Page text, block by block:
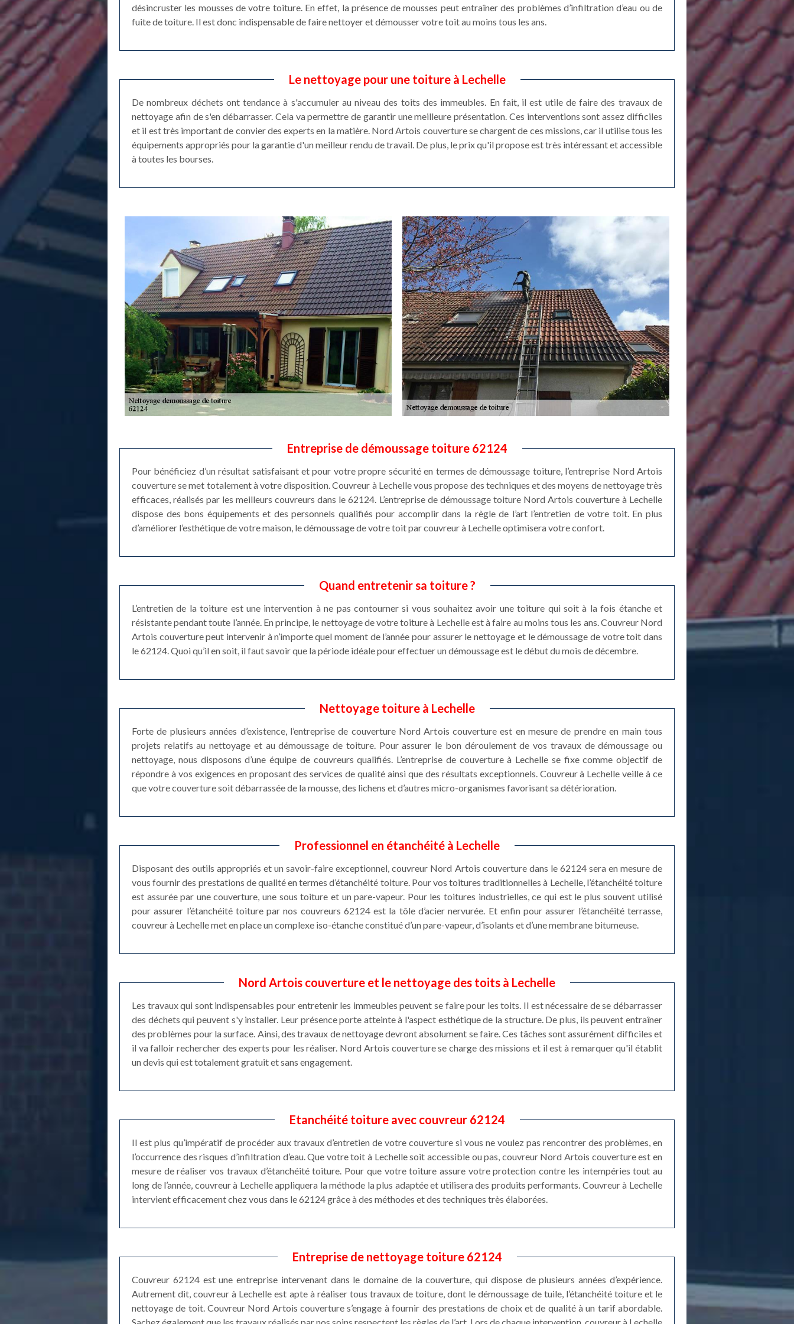
désincruster les mousses de votre toiture. En effet, la présence de mousses peut entraîner des problèmes d’infiltration d’eau ou de
fuite de toiture. Il est donc indispensable de faire nettoyer et démousser votre toit au moins tous les ans.
Le nettoyage pour une toiture à Lechelle
De nombreux déchets ont tendance à s'accumuler au niveau des toits des immeubles. En fait, il est utile de faire des travaux de
nettoyage afin de s'en débarrasser. Cela va permettre de garantir une meilleure présentation. Ces interventions sont assez difficiles
et il est très important de convier des experts en la matière. Nord Artois couverture se chargent de ces missions, car il utilise tous les
équipements appropriés pour la garantie d'un meilleur rendu de travail. De plus, le prix qu'il propose est très intéressant et accessible
à toutes les bourses.
Entreprise de démoussage toiture 62124
Pour bénéficiez d’un résultat satisfaisant et pour votre propre sécurité en termes de démoussage toiture, l’entreprise Nord Artois
couverture se met totalement à votre disposition. Couvreur à Lechelle vous propose des techniques et des moyens de nettoyage très
efficaces, réalisés par les meilleurs couvreurs dans le 62124. L’entreprise de démoussage toiture Nord Artois couverture à Lechelle
dispose des bons équipements et des personnels qualifiés pour accomplir dans la règle de l’art l’entretien de votre toit. En plus
d’améliorer l’esthétique de votre maison, le démoussage de votre toit par couvreur à Lechelle optimisera votre confort.
Quand entretenir sa toiture ?
L’entretien de la toiture est une intervention à ne pas contourner si vous souhaitez avoir une toiture qui soit à la fois étanche et
résistante pendant toute l’année. En principe, le nettoyage de votre toiture à Lechelle est à faire au moins tous les ans. Couvreur Nord
Artois couverture peut intervenir à n’importe quel moment de l’année pour assurer le nettoyage et le démoussage de votre toit dans
le 62124. Quoi qu’il en soit, il faut savoir que la période idéale pour effectuer un démoussage est le début du mois de décembre.
Nettoyage toiture à Lechelle
Forte de plusieurs années d’existence, l’entreprise de couverture Nord Artois couverture est en mesure de prendre en main tous
projets relatifs au nettoyage et au démoussage de toiture. Pour assurer le bon déroulement de vos travaux de démoussage ou
nettoyage, nous disposons d’une équipe de couvreurs qualifiés. L’entreprise de couverture à Lechelle se fixe comme objectif de
répondre à vos exigences en proposant des services de qualité ainsi que des résultats exceptionnels. Couvreur à Lechelle veille à ce
que votre couverture soit débarrassée de la mousse, des lichens et d’autres micro-organismes favorisant sa détérioration.
Professionnel en étanchéité à Lechelle
Disposant des outils appropriés et un savoir-faire exceptionnel, couvreur Nord Artois couverture dans le 62124 sera en mesure de
vous fournir des prestations de qualité en termes d’étanchéité toiture. Pour vos toitures traditionnelles à Lechelle, l’étanchéité toiture
est assurée par une couverture, une sous toiture et un pare-vapeur. Pour les toitures industrielles, ce qui est le plus souvent utilisé
pour assurer l’étanchéité toiture par nos couvreurs 62124 est la tôle d’acier nervurée. Et enfin pour assurer l’étanchéité terrasse,
couvreur à Lechelle met en place un complexe iso-étanche constitué d’un pare-vapeur, d’isolants et d’une membrane bitumeuse.
Nord Artois couverture et le nettoyage des toits à Lechelle
Les travaux qui sont indispensables pour entretenir les immeubles peuvent se faire pour les toits. Il est nécessaire de se débarrasser
des déchets qui peuvent s'y installer. Leur présence porte atteinte à l'aspect esthétique de la structure. De plus, ils peuvent entraîner
des problèmes pour la surface. Ainsi, des travaux de nettoyage devront absolument se faire. Ces tâches sont assurément difficiles et
il va falloir rechercher des experts pour les réaliser. Nord Artois couverture se charge des missions et il est à remarquer qu'il établit
un devis qui est totalement gratuit et sans engagement.
Etanchéité toiture avec couvreur 62124
Il est plus qu’impératif de procéder aux travaux d’entretien de votre couverture si vous ne voulez pas rencontrer des problèmes, en
l’occurrence des risques d’infiltration d’eau. Que votre toit à Lechelle soit accessible ou pas, couvreur Nord Artois couverture est en
mesure de réaliser vos travaux d’étanchéité toiture. Pour que votre toiture assure votre protection contre les intempéries tout au
long de l’année, couvreur à Lechelle appliquera la méthode la plus adaptée et utilisera des produits performants. Couvreur à Lechelle
intervient efficacement chez vous dans le 62124 grâce à des méthodes et des techniques très élaborées.
Entreprise de nettoyage toiture 62124
Couvreur 62124 est une entreprise intervenant dans le domaine de la couverture, qui dispose de plusieurs années d’expérience.
Autrement dit, couvreur à Lechelle est apte à réaliser tous travaux de toiture, dont le démoussage de tuile, l’étanchéité toiture et le
nettoyage de toit. Couvreur Nord Artois couverture s’engage à fournir des prestations de choix et de qualité à un tarif abordable.